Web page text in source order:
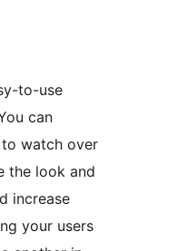
to-use
can
watch over
the look and
increase
your users